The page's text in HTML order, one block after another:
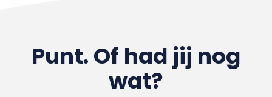
Punt. Of had jij nog
wat?